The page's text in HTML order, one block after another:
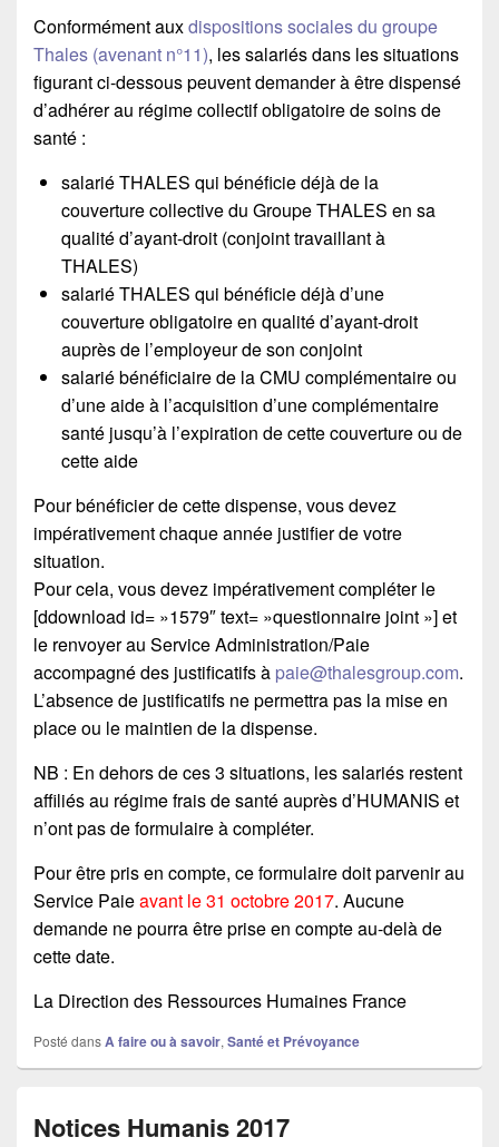
Conformément auxdispositions sociales du groupe
Thales (avenant n°11), les salariés dans les situations
figurant ci-dessous peuvent demander à être dispensé
d’adhérer au régime collectif obligatoire de soins de
santé :
salarié THALES qui bénéficie déjà de la
couverture collective du Groupe THALES en sa
qualité d’ayant-droit (conjoint travaillant à
THALES)
salarié THALES qui bénéficie déjà d’une
couverture obligatoire en qualité d’ayant-droit
auprès de l’employeur de son conjoint
salarié bénéficiaire de la CMU complémentaire ou
d’une aide à l’acquisition d’une complémentaire
santé jusqu’à l’expiration de cette couverture ou de
cette aide
Pour bénéficier de cette dispense, vous devez
impérativement chaque année justifier de votre
situation.
Pour cela, vous devez impérativement compléter le
[ddownload id= »1579″ text= »questionnaire joint »] et
le renvoyer au Service Administration/Paie
accompagné des justificatifs à paie@thalesgroup.com.
L’absence de justificatifs ne permettra pas la mise en
place ou le maintien de la dispense.
NB : En dehors de ces 3 situations, les salariés restent
affiliés au régime frais de santé auprès d’HUMANIS et
n’ont pas de formulaire à compléter.
Pour être pris en compte, ce formulaire doit parvenir au
Service Paieavant le 31 octobre 2017. Aucune
demande ne pourra être prise en compte au-delà de
cette date.
La Direction des Ressources Humaines France
Posté dansA faire ou à savoir, Santé et Prévoyance
Notices Humanis 2017